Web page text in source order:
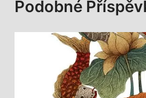
Podobné